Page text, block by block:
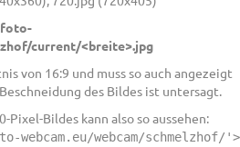
current/<breite>.jpg
von 16:9 und muss so auch angezeigt
des Bildes ist untersagt.
Pixel-Bildes kann also so aussehen:
webcam/schmelzhof/'>